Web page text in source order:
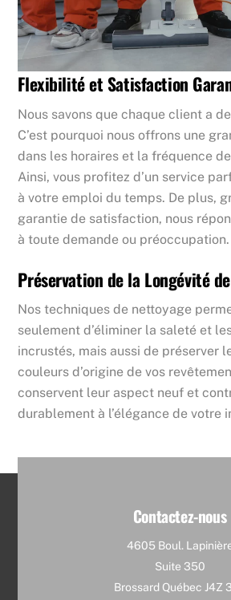
Flexibilité et Satisfaction
Nous savons que chaque client a
C’est pourquoi nous offrons une
dans les horaires et la fréquence
Ainsi, vous profitez d’un service
à votre emploi du temps. De plus,
garantie de satisfaction, nous
à toute demande ou préoccupation.
Préservation de la Longévité
Nos techniques de nettoyage
seulement d’éliminer la saleté et
incrustés, mais aussi de préserver
couleurs d’origine de vos
conservent leur aspect neuf et
durablement à l’élégance de votre
Contactez-nous
4605 Boul.
Suite 350
Brossard Québec J4Z